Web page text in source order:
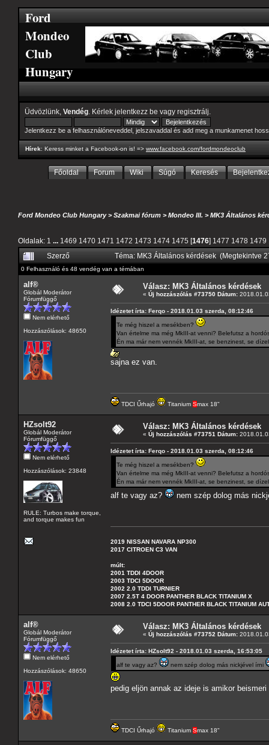
Ford
Mondeo
Club
Hungary
Üdvözlünk, Vendég . Kérlek jelentkezz be vagy regisztrálj
Jelentkezz be a felhasználóneveddel, jelszavaddal és add meg a munkamenet
Hírek: Keress minket a Facebook-on is! => www.facebook.com/fordmondeoclub
Főoldal Forum Wiki Súgó Keresés
Ford Mondeo Club Hungary>Szakmai fórum >Mondeo III. >MK3 Általános
Oldalak: 1 ... 1469 1470 1471 1472 1473 1474 1475 [1476] 1477 1478 1479
Szerző
Téma: MK3 Általános kérdések (Megtekintve
0 Felhasználó és 48 vendég van a témában
alf®
Globál Moderátor
Fórumfüggő
Nem elérhető
Hozzászólások: 48650
Válasz: MK3 Általános kérdések
« Új hozzászólás #73750 Dátum:
Idézetet írta: Ferqo - 2018.01.03 szerda, 08:12:46
Te még hiszel a mesékben?
Van értelme ma még MkIII-at venni? Belefutsz a
Én ma már nem vennék MkIII-at, se benzinest, se
sajna ez van.
TDCI Űrhajó Titanium Smax 18"
HZsolt92
Globál Moderátor
Fórumfüggő
Nem elérhető
Hozzászólások: 23848
RULE: Turbos make torque,
and torque makes fun
Válasz: MK3 Általános kérdések
« Új hozzászólás #73751 Dátum:
Idézetet írta: Ferqo - 2018.01.03 szerda, 08:12:46
Te még hiszel a mesékben?
Van értelme ma még MkIII-at venni? Belefutsz a
Én ma már nem vennék MkIII-at, se benzinest, se
alf te vagy az? nem szép dolog más
2019 NISSAN NAVARA NP300
2017 CITROEN C3 VAN
múlt:
2001 TDDI 4DOOR
2003 TDCI 5DOOR
2002 2.0 TDDI TURNIER
2007 2.5T 4 DOOR PANTHER BLACK TITANIUM X
2008 2.0 TDCI 5DOOR PANTHER BLACK TITANIUM
alf®
Globál Moderátor
Fórumfüggő
Nem elérhető
Hozzászólások: 48650
Válasz: MK3 Általános kérdések
« Új hozzászólás #73752 Dátum:
Idézetet írta: HZsolt92 - 2018.01.03 szerda, 16:53:05
alf te vagy az? nem szép dolog más nickjével írni
pedig eljön annak az ideje is amikor
TDCI Űrhajó Titanium Smax 18"